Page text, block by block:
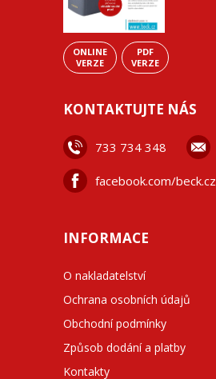
ONLINE
VERZE
PDF
VERZE
KONTAKTUJTE NÁS
733 734 348
facebook.com/beck.cz
INFORMACE
O nakladatelství
Ochrana osobních údajů
Obchodní podmínky
Způsob dodání a platby
Kontakty